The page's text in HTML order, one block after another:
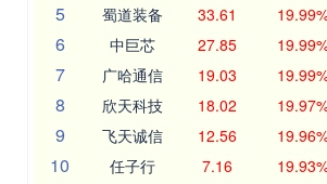
5 蜀道装备 33.61
6 中巨芯 27.85
7 广哈通信 19.03
8 欣天科技 18.02
9 飞天诚信 12.56
10 任子行 7.16